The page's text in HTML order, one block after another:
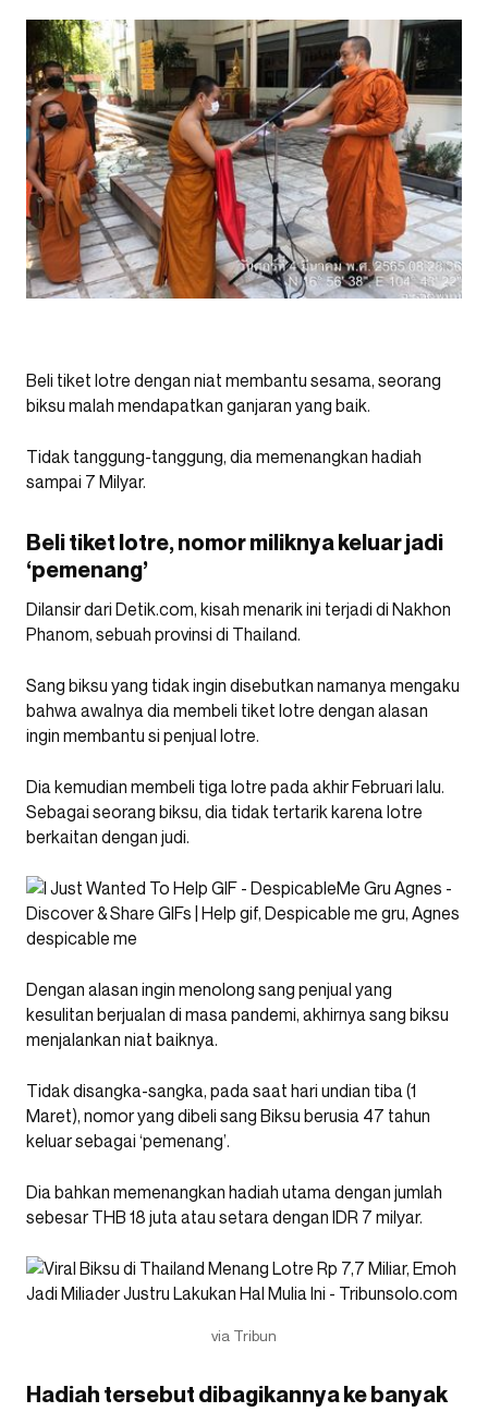
Beli tiket lotre dengan niat membantu sesama, seorang
biksu malah mendapatkan ganjaran yang baik.
Tidak tanggung-tanggung, dia memenangkan hadiah
sampai 7 Milyar.
Beli tiket lotre, nomor miliknya keluar jadi
‘pemenang’
Dilansir dari Detik.com, kisah menarik ini terjadi di Nakhon
Phanom, sebuah provinsi di Thailand.
Sang biksu yang tidak ingin disebutkan namanya mengaku
bahwa awalnya dia membeli tiket lotre dengan alasan
ingin membantu si penjual lotre.
Dia kemudian membeli tiga lotre pada akhir Februari lalu.
Sebagai seorang biksu, dia tidak tertarik karena lotre
berkaitan dengan judi.
Dengan alasan ingin menolong sang penjual yang
kesulitan berjualan di masa pandemi, akhirnya sang biksu
menjalankan niat baiknya.
Tidak disangka-sangka, pada saat hari undian tiba (1
Maret), nomor yang dibeli sang Biksu berusia 47 tahun
keluar sebagai ‘pemenang’.
Dia bahkan memenangkan hadiah utama dengan jumlah
sebesar THB 18 juta atau setara dengan IDR 7 milyar.
via Tribun
Hadiah tersebut dibagikannya ke banyak